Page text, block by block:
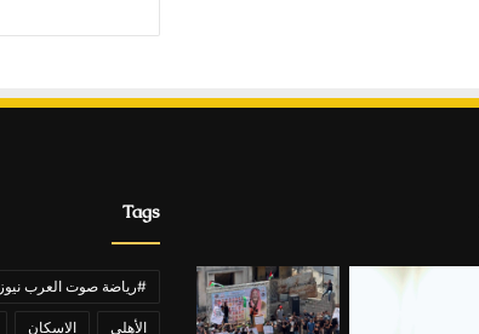
Tags
#رياضة صوت العرب نيوز
الأهلي الاسكان